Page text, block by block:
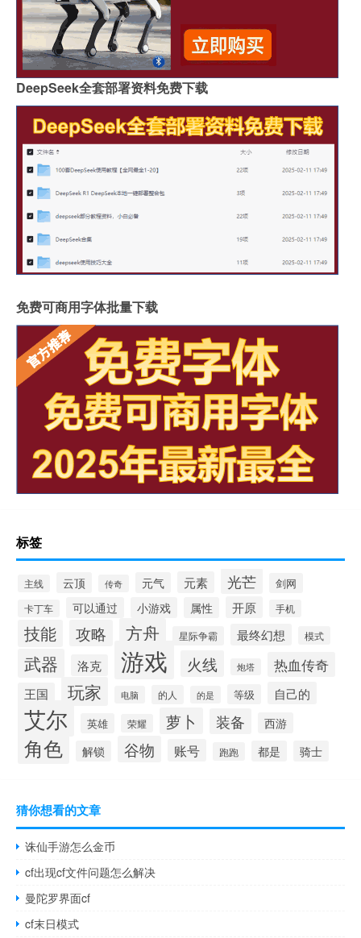
DeepSeek全套部署资料免费下载
免费可商用字体批量下载
标签
主线 云顶 传奇 元气 元素 光芒 剑网
卡丁车 可以通过 小游戏 属性 开原 手机
技能 攻略 方舟 星际争霸 最终幻想 模式
武器 洛克 游戏 火线 炮塔 热血传奇
王国 玩家 电脑 的人 的是 等级 自己的
艾尔 英雄 荣耀 萝卜 装备 西游
角色 解锁 谷物 账号 跑跑 都是 骑士
猜你想看的文章
诛仙手游怎么金币
cf出现cf文件问题怎么解决
曼陀罗界面cf
cf末日模式